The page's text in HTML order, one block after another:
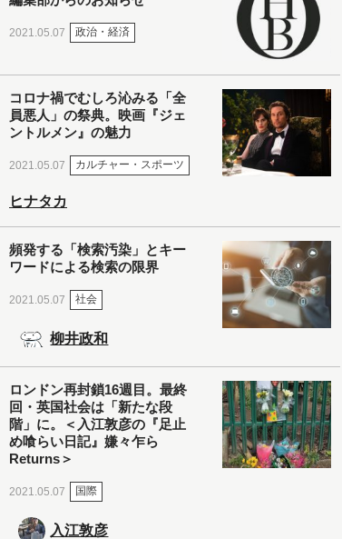
2021.05.07 政治・経済
コロナ禍でむしろ沁みる「全
員悪人」の祭典。映画『ジェ
ントルメン』の魅力
2021.05.07 カルチャー・スポーツ
ヒナタカ
頻発する「検索汚染」とキー
ワードによる検索の限界
2021.05.07 社会
柳井政和
ロンドン再封鎖16週目。最終
回・英国社会は「新たな段
階」に。＜入江敦彦の『足止
め喰らい日記』嫌々乍ら
Returns＞
2021.05.07 国際
入江敦彦